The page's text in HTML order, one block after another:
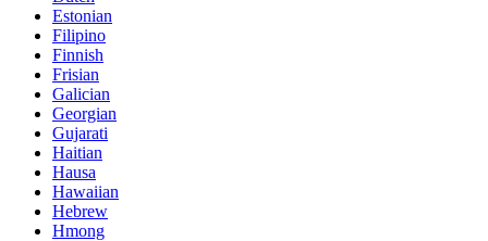
Estonian
Filipino
Finnish
Frisian
Galician
Georgian
Gujarati
Haitian
Hausa
Hawaiian
Hebrew
Hmong